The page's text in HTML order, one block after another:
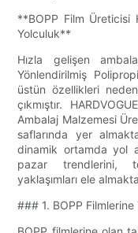
**BOPP Film Üreticisi
Yolculuk**
Hızla gelişen
Yönlendirilmiş
üstün özellikleri
çıkmıştır.
Ambalaj Malzemesi
saflarında yer
dinamik ortamda yol
pazar trendlerini,
yaklaşımları ele
### 1. BOPP